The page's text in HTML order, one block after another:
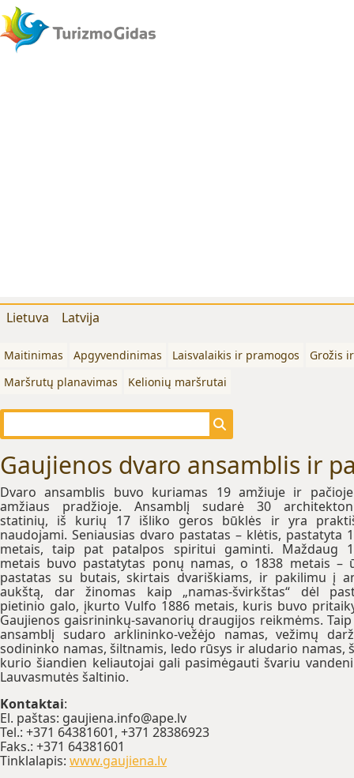
Lietuva Latvija
Maitinimas Apgyvendinimas Laisvalaikis ir pramogos
Grožis
Maršrutų planavimas
Kelionių maršrutai
Gaujienos dvaro ansamblis ir
Dvaro ansamblis buvo kuriamas 19 amžiuje ir
amžiaus pradžioje. Ansamblį sudarė 30
statinių, iš kurių 17 išliko geros būklės ir yra
naudojami. Seniausias dvaro pastatas – klėtis, pastatyta
metais, taip pat patalpos spiritui gaminti. Maždaug
metais buvo pastatytas ponų namas, o 1838 metais –
pastatas su butais, skirtais dvariškiams, ir pakilimu į
aukštą, dar žinomas kaip „namas-švirkštas“ dėl
pietinio galo, įkurto Vulfo 1886 metais, kuris buvo
Gaujienos gaisrininkų-savanorių draugijos reikmėms.
ansamblį sudaro arklininko-vežėjo namas, vežimų
sodininko namas, šiltnamis, ledo rūsys ir aludario namas,
kurio šiandien keliautojai gali pasimėgauti švariu
Lauvasmutės šaltinio.
Kontaktai:
Еl. paštas: gaujiena.info@ape.lv
Теl.: +371 64381601, +371 28386923
Faks.: +371 64381601
Tinklalapis: www.gaujiena.lv